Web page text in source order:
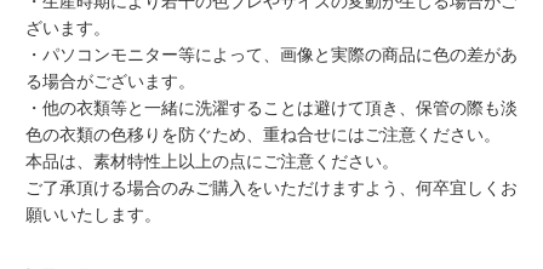
ざいます。
・パソコンモニター等によって、画像と実際の商品に色の差があ
る場合がございます。
・他の衣類等と一緒に洗濯することは避けて頂き、保管の際も淡
色の衣類の色移りを防ぐため、重ね合せにはご注意ください。
本品は、素材特性上以上の点にご注意ください。
ご了承頂ける場合のみご購入をいただけますよう、何卒宜しくお
願いいたします。